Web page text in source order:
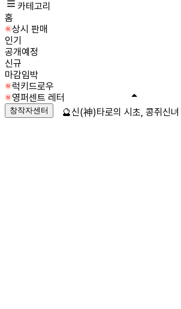
카테고리
홈
상시 판매
인기
공개예정
신규
마감임박
럭키드로우
영퍼센트 레터
창작자센터 🔮신(神)타로의 시초, 콩쥐신녀